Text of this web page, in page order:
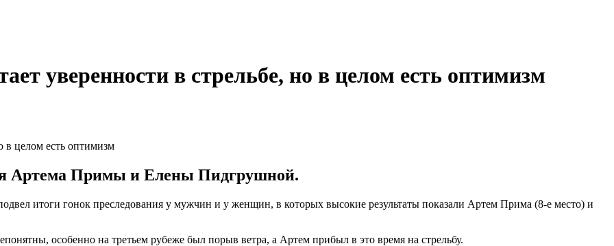
уверенности в стрельбе, но в целом есть оптимизм
Артема Примы и Елены Пидгрушной.
итоги гонок преследования у мужчин и у женщин, в которых высокие результаты показали Артем Прима (8-е место) и
особенно на третьем рубеже был порыв ветра, а Артем прибыл в это время на стрельбу.